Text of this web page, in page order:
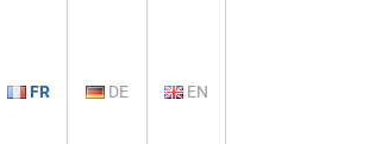
FR DE EN